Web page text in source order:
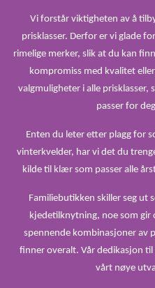
Vi forstår viktigheten av å
prisklasser. Derfor er vi glade
rimelige merker, slik at du kan
kompromiss med kvalitet
valgmuligheter i alle prisklasser,
passer for
Enten du leter etter plagg for
vinterkvelder, har vi det du
kilde til klær som passer alle
Familiebutikken skiller seg ut
kjedetilknytning, noe som gir
spennende kombinasjoner av
finner overalt. Vår dedikasjon
vårt nøye